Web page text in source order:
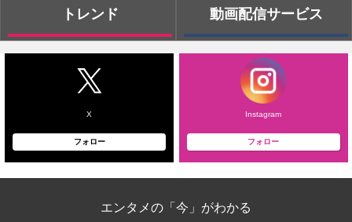
トレンド 動画配信サービス
X
フォロー
Instagram
フォロー
エンタメの「今」がわかる